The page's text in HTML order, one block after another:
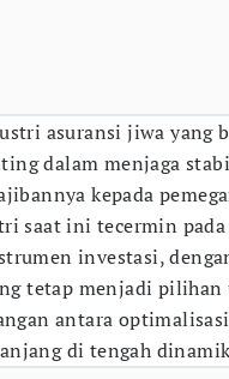
asuransi jiwa yang
dalam menjaga
kepada
saat ini tecermin pada
investasi,
tetap menjadi
antara
di tengah